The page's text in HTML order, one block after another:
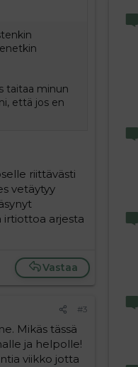
taitaa minun
että jos en
riittävästi
vetäytyy
irtiottoa arjesta
Vastaa
#3
Mikäs tässä
ja helpolle!
viikko jotta